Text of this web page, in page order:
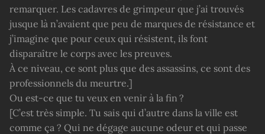
remarquer. Les cadavres de grimpeur que j’ai trouvés
jusque là n’avaient que peu de marques de résistance et
j’imagine que pour ceux qui résistent, ils font
disparaître le corps avec les preuves.
À ce niveau, ce sont plus que des assassins, ce sont des
professionnels du meurtre.]
Ou est-ce que tu veux en venir à la fin ?
[C’est très simple. Tu sais qui d’autre dans la ville est
comme ça ? Qui ne dégage aucune odeur et qui passe